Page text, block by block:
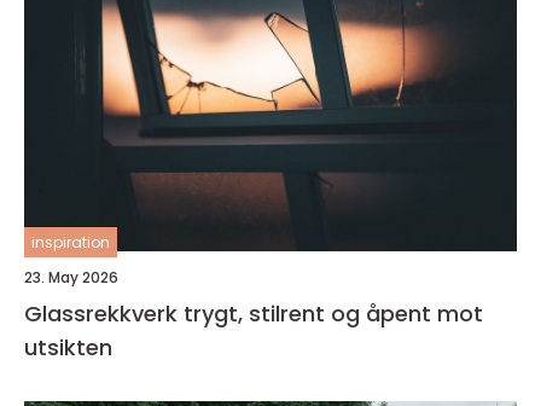
inspiration
23. May 2026
Glassrekkverk trygt, stilrent og åpent mot
utsikten